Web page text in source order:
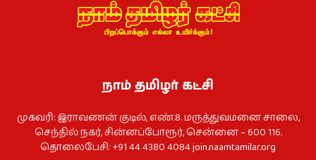
நாம் தமிழர் கட்சி
முகவரி: இராவணன் குடில், எண்.8. மருத்துவமனை சாலை,
செந்தில் நகர், சின்னப்போரூர், சென்னை – 600 116.
தொலைபேசி: +91 44 4380 4084join.naamtamilar.org